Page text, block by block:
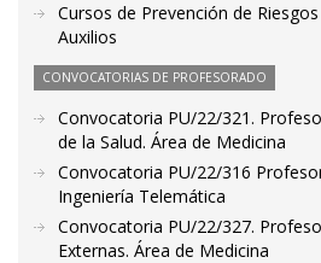
Cursos de Prevención de
Auxilios
CONVOCATORIAS DE PROFESORADO
Convocatoria PU/22/321.
de la Salud. Área de Medicina
Convocatoria PU/22/316
Ingeniería Telemática
Convocatoria PU/22/327.
Externas. Área de Medicina